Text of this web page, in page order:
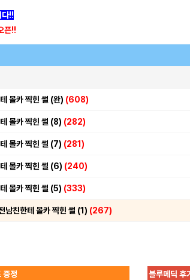
!!
픈!!
몰카 찍힌 썰 (완) (608)
몰카 찍힌 썰 (8) (282)
몰카 찍힌 썰 (7) (281)
몰카 찍힌 썰 (6) (240)
몰카 찍힌 썰 (5) (333)
남친한테 몰카 찍힌 썰 (1) (267)
정 블루메딕